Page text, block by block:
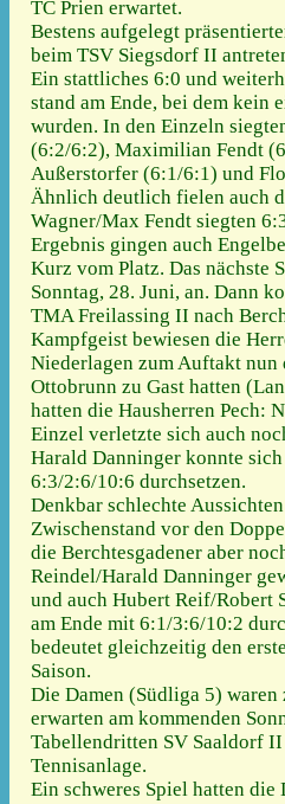
TC Prien erwartet.
Bestens aufgelegt
beim TSV Siegsdorf II
Ein stattliches 6:0 und
stand am Ende, bei dem kein
wurden. In den Einzeln
(6:2/6:2), Maximilian Fendt
Außerstorfer (6:1/6:1) und
Ähnlich deutlich fielen auch
Wagner/Max Fendt siegten
Ergebnis gingen auch
Kurz vom Platz. Das nächste
Sonntag, 28. Juni, an. Dann
TMA Freilassing II nach
Kampfgeist bewiesen die
Niederlagen zum Auftakt nun
Ottobrunn zu Gast hatten
hatten die Hausherren Pech:
Einzel verletzte sich auch
Harald Danninger konnte
6:3/2:6/10:6 durchsetzen.
Denkbar schlechte
Zwischenstand vor den
die Berchtesgadener aber
Reindel/Harald Danninger
und auch Hubert Reif/Robert
am Ende mit 6:1/3:6/10:2
bedeutet gleichzeitig den
Saison.
Die Damen (Südliga 5)
erwarten am kommenden
Tabellendritten SV Saaldorf
Tennisanlage.
Ein schweres Spiel hatten die